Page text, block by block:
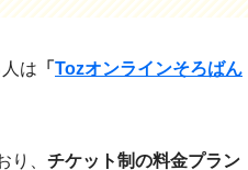
は 「 Tozオンラインそろばん
り、 チケット制の料金プラン